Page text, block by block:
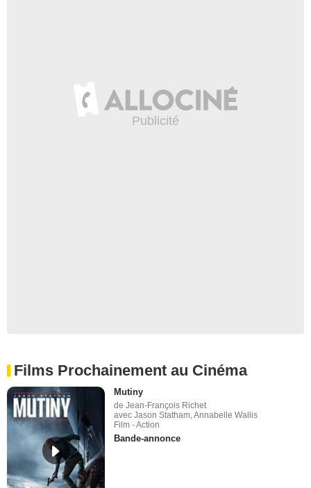
Films Prochainement au Cinéma
Mutiny
de Jean-François Richet
avec Jason Statham, Annabelle Wallis
Film - Action
Bande-annonce